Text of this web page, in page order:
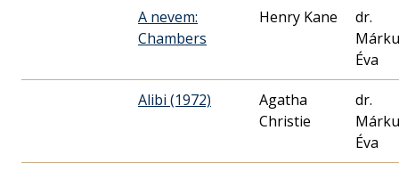
A nevem:
Chambers
Henry Kane
dr.
Éva
Alibi (1972)
Agatha
Christie
dr.
Éva